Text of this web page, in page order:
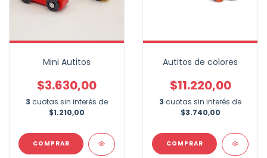
Mini Autitos
$3.630,00
3 cuotas sin interés de
$1.210,00
Autitos de colores
$11.220,00
3 cuotas sin interés de
$3.740,00